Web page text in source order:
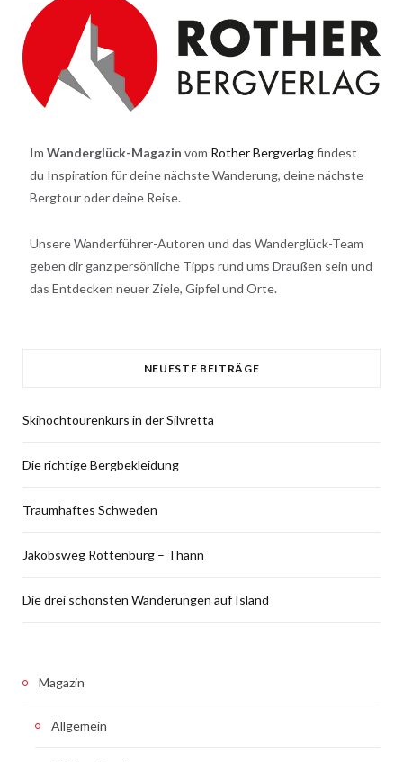
Im Wanderglück-Magazin vom Rother Bergverlagfindest
du Inspiration für deine nächste Wanderung, deine nächste
Bergtour oder deine Reise.
Unsere Wanderführer-Autoren und das Wanderglück-Team
geben dir ganz persönliche Tipps rund ums Draußen sein und
das Entdecken neuer Ziele, Gipfel und Orte.
NEUESTE BEITRÄGE
Skihochtourenkurs in der Silvretta
Die richtige Bergbekleidung
Traumhaftes Schweden
Jakobsweg Rottenburg – Thann
Die drei schönsten Wanderungen auf Island
Magazin
Allgemein